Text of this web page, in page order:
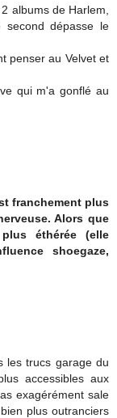
albums de Harlem,
dépasse le
penser au Velvet et
qui m'a gonflé au
franchement plus
Alors que
éthérée (elle
shoegaze,
les trucs garage du
accessibles aux
exagérément sale
plus outranciers